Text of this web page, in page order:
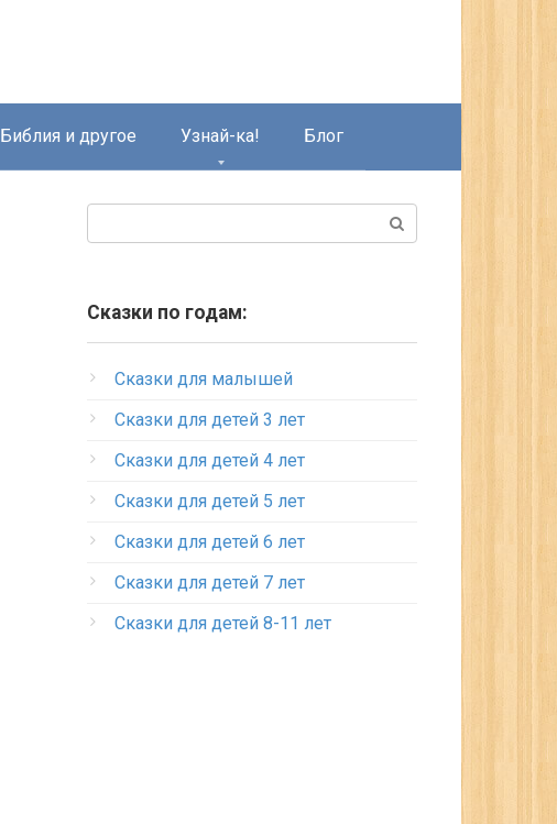
Библия и другое Узнай-ка! Блог
Сказки по годам:
Сказки для малышей
Сказки для детей 3 лет
Сказки для детей 4 лет
Сказки для детей 5 лет
Сказки для детей 6 лет
Сказки для детей 7 лет
Сказки для детей 8-11 лет